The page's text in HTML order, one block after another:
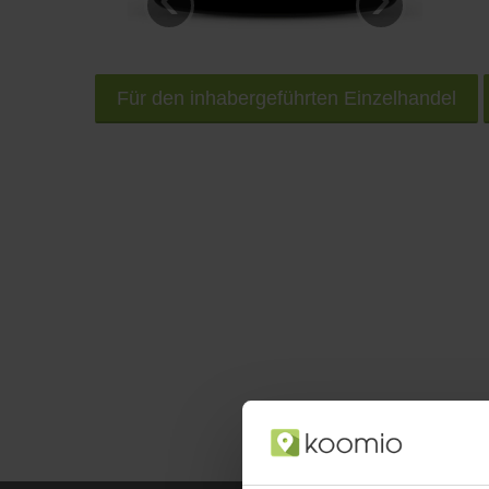
Für den inhabergeführten Einzelhandel